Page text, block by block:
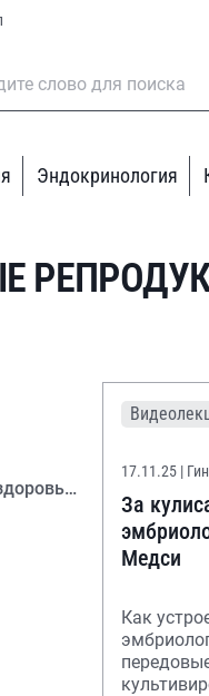
Эндокринология
17.11.25 |
За
Медси
Как